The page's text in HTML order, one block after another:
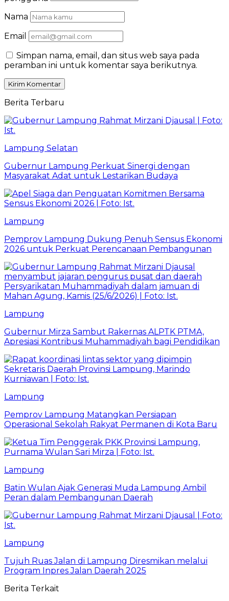
Nama
Email
Simpan nama, email, dan situs web saya pada
peramban ini untuk komentar saya berikutnya.
Berita Terbaru
Lampung Selatan
Gubernur Lampung Perkuat Sinergi dengan
Masyarakat Adat untuk Lestarikan Budaya
Lampung
Pemprov Lampung Dukung Penuh Sensus Ekonomi
2026 untuk Perkuat Perencanaan Pembangunan
Lampung
Gubernur Mirza Sambut Rakernas ALPTK PTMA,
Apresiasi Kontribusi Muhammadiyah bagi Pendidikan
Lampung
Pemprov Lampung Matangkan Persiapan
Operasional Sekolah Rakyat Permanen di Kota Baru
Lampung
Batin Wulan Ajak Generasi Muda Lampung Ambil
Peran dalam Pembangunan Daerah
Lampung
Tujuh Ruas Jalan di Lampung Diresmikan melalui
Program Inpres Jalan Daerah 2025
Berita Terkait